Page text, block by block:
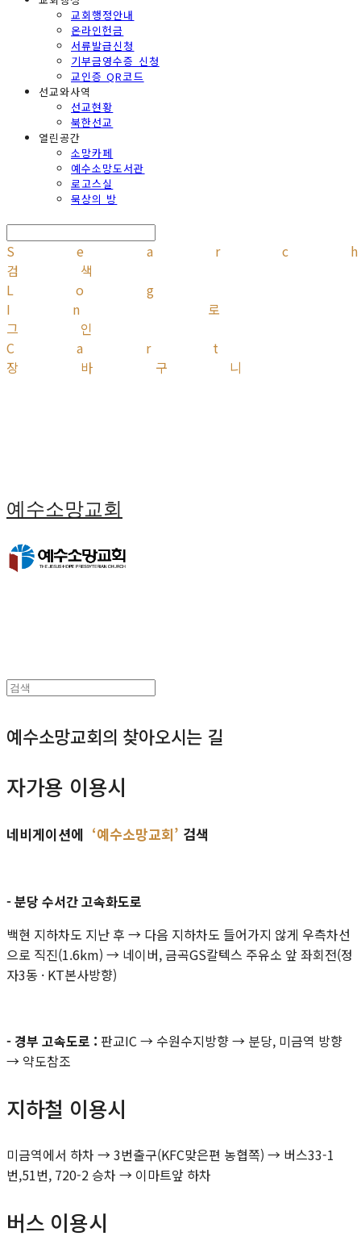
교회행정안내
온라인헌금
서류발급신청
기부금영수증 신청
교인증 QR코드
선교와사역
선교현황
북한선교
열린공간
소망카페
예수소망도서관
로고스실
묵상의 방
검색
Log
In
로
그인
Cart
장바구니
예수소망교회
예수소망교회의 찾아오시는 길
자가용 이용시
네비게이션에 ‘예수소망교회’ 검색
- 분당 수서간 고속화도로
백현 지하차도 지난 후 → 다음 지하차도 들어가지 않게 우측차선
으로 직진(1.6km) → 네이버, 금곡GS칼텍스 주유소 앞 좌회전(정
자3동 · KT본사방향)
- 경부 고속도로 : 판교IC → 수원수지방향 → 분당, 미금역 방향
→ 약도참조
지하철 이용시
미금역에서 하차 → 3번출구(KFC맞은편 농협쪽) → 버스33-1
번,51번, 720-2 승차 → 이마트앞 하차
버스 이용시